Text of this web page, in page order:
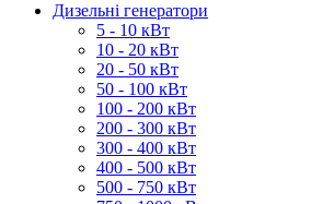
Дизельні генератори
5 - 10 кВт
10 - 20 кВт
20 - 50 кВт
50 - 100 кВт
100 - 200 кВт
200 - 300 кВт
300 - 400 кВт
400 - 500 кВт
500 - 750 кВт